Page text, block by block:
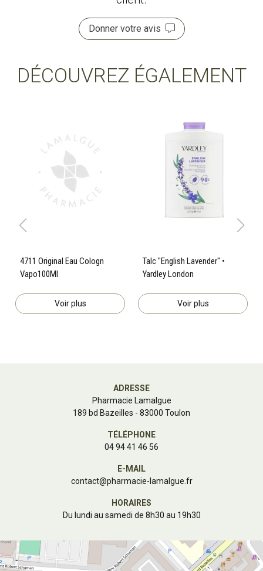
Donner votre avis
DÉCOUVREZ ÉGALEMENT
4711 Original Eau Cologn
Vapo100Ml
Voir plus
Talc "English Lavender" •
Yardley London
Voir plus
ADRESSE
Pharmacie Lamalgue
189 bd Bazeilles - 83000 Toulon
TÉLÉPHONE
04 94 41 46 56
E-MAIL
contact@pharmacie-lamalgue.fr
HORAIRES
Du lundi au samedi de 8h30 au 19h30